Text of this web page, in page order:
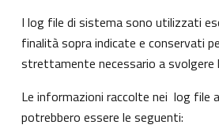
I log file di sistema sono utilizzati
finalità sopra indicate e conservati
strettamente necessario a
Le informazioni raccolte nei log file
potrebbero essere le seguenti: